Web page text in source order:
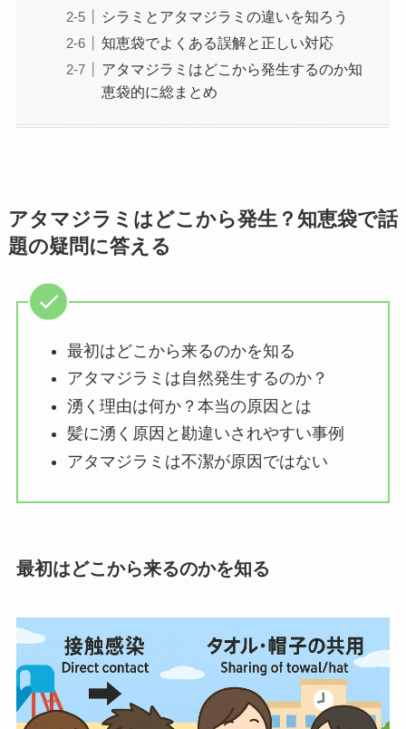
シラミとアタマジラミの違いを知ろう
知恵袋でよくある誤解と正しい対応
アタマジラミはどこから発生するのか知
恵袋的に総まとめ
アタマジラミはどこから発生？知恵袋で話
題の疑問に答える
最初はどこから来るのかを知る
アタマジラミは自然発生するのか？
湧く理由は何か？本当の原因とは
髪に湧く原因と勘違いされやすい事例
アタマジラミは不潔が原因ではない
最初はどこから来るのかを知る